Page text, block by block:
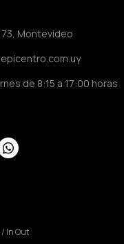
Montevideo
de 8:15 a 17:00 horas

In Out